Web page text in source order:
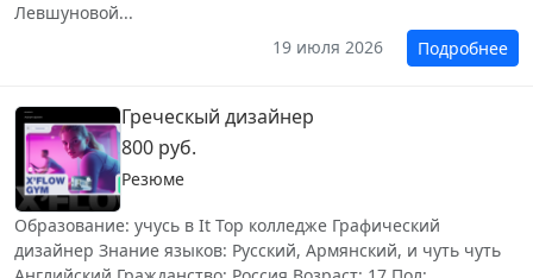
Левшуновой...
19 июля 2026
Подробнее
Греческый дизайнер
800 руб.
Резюме
Образование: учусь в It Top колледже Графический
дизайнер Знание языков: Русский, Армянский, и чуть чуть